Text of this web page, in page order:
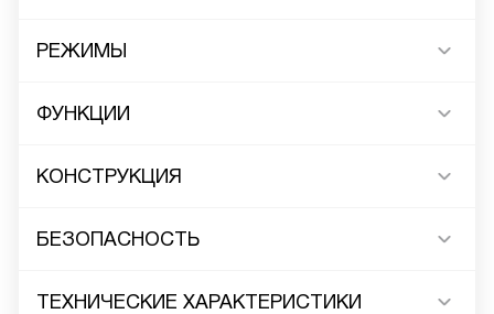
РЕЖИМЫ
ФУНКЦИИ
КОНСТРУКЦИЯ
БЕЗОПАСНОСТЬ
ТЕХНИЧЕСКИЕ ХАРАКТЕРИСТИКИ